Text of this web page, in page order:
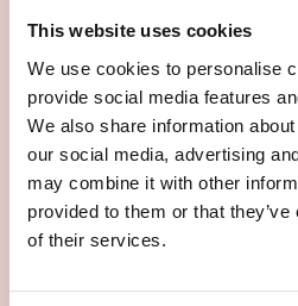
This website uses cookies
We use cookies to personalise
provide social media features
We also share information
our social media, advertising
may combine it with other
provided to them or that
of their services.
Med en livförsäkring kan du
trygg framtid. De får pengar
med – utan krav och
lösning för att skapa
behövs som mest.
Vill du ge din familj den
JustInCase erbjuder både
individuell livförsäkring